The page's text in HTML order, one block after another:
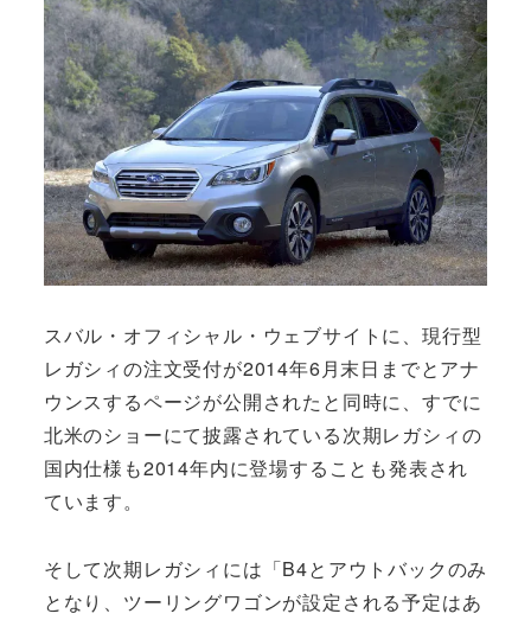
スバル・オフィシャル・ウェブサイトに、現行型
レガシィの注文受付が2014年6月末日までとアナ
ウンスするページが公開されたと同時に、すでに
北米のショーにて披露されている次期レガシィの
国内仕様も2014年内に登場することも発表され
ています。
そして次期レガシィには「B4とアウトバックのみ
となり、ツーリングワゴンが設定される予定はあ